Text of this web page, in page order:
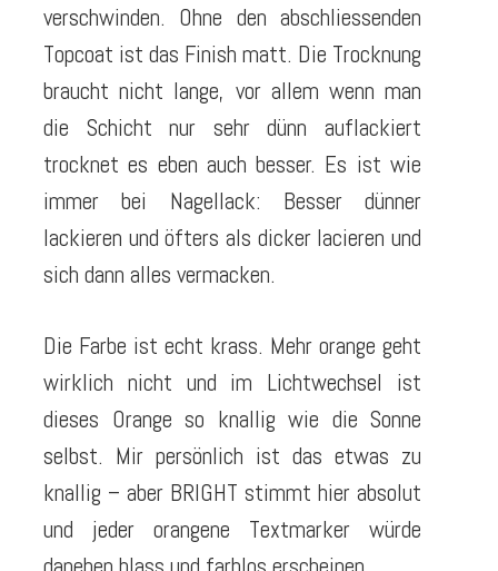
verschwinden. Ohne den abschliessenden
Topcoat ist das Finish matt. Die Trocknung
braucht nicht lange, vor allem wenn man
die Schicht nur sehr dünn auflackiert
trocknet es eben auch besser. Es ist wie
immer bei Nagellack: Besser dünner
lackieren und öfters als dicker lacieren und
sich dann alles vermacken.
Die Farbe ist echt krass. Mehr orange geht
wirklich nicht und im Lichtwechsel ist
dieses Orange so knallig wie die Sonne
selbst. Mir persönlich ist das etwas zu
knallig – aber BRIGHT stimmt hier absolut
und jeder orangene Textmarker würde